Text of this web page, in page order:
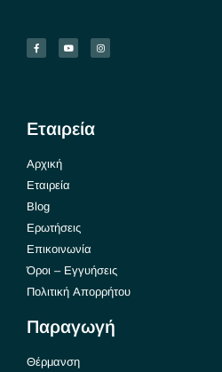
Εταιρεία
Αρχική
Εταιρεία
Blog
Ερωτήσεις
Επικοινωνία
Όροι – Εγγυήσεις
Πολιτική Απορρήτου
Παραγωγή
Θέρμανση